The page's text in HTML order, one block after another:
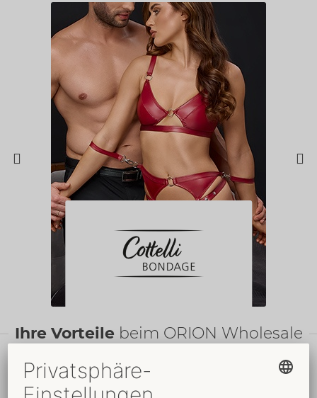
Ihre Vorteilebeim ORION Wholesale
FairePreise